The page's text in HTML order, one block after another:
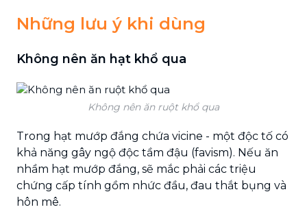
Những lưu ý khi dùng
Không nên ăn hạt khổ qua
Không nên ăn ruột khổ qua
Trong hạt mướp đắng chứa vicine - một độc tố có
khả năng gây ngộ độc tầm đậu (favism). Nếu ăn
nhầm hạt mướp đắng, sẽ mắc phải các triệu
chứng cấp tính gồm nhức đầu, đau thắt bụng và
hôn mê.